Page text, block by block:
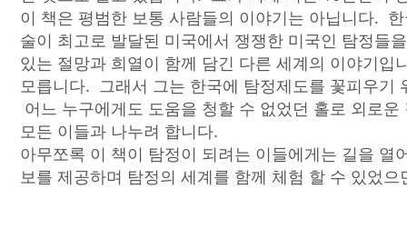
이 책은 평범한 보통 사람들의 이야기는 아닙니다.
술이 최고로 발달된 미국에서 쟁쟁한 미국인 탐정들
있는 절망과 희열이 함께 담긴 다른 세계의 이야기
모릅니다. 그래서 그는 한국에 탐정제도를 꽃피우기
어느 누구에게도 도움을 청할 수 없었던 홀로 외로
모든 이들과 나누려 합니다.
아무쪼록 이 책이 탐정이 되려는 이들에게는 길을
보를 제공하며 탐정의 세계를 함께 체험 할 수 있었